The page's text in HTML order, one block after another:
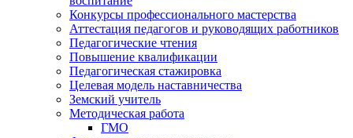
Конкурсы профессионального мастерства
Аттестация педагогов и руководящих работников
Педагогические чтения
Повышение квалификации
Педагогическая стажировка
Целевая модель наставничества
Земский учитель
Методическая работа
ГМО